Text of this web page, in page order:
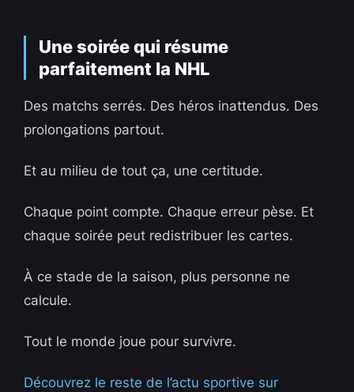
Une soirée qui résume
parfaitement la NHL
Des matchs serrés. Des héros inattendus. Des
prolongations partout.
Et au milieu de tout ça, une certitude.
Chaque point compte. Chaque erreur pèse. Et
chaque soirée peut redistribuer les cartes.
À ce stade de la saison, plus personne ne
calcule.
Tout le monde joue pour survivre.
Découvrez le reste de l’actu sportive sur